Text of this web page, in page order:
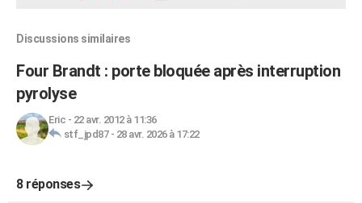
Discussions similaires
Four Brandt : porte bloquée après interruption
pyrolyse
Eric - 22 avr. 2012 à 11:36
stf_jpd87- 28 avr. 2026 à 17:22
8 réponses